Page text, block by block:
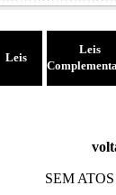
Leis
Leis
SEM